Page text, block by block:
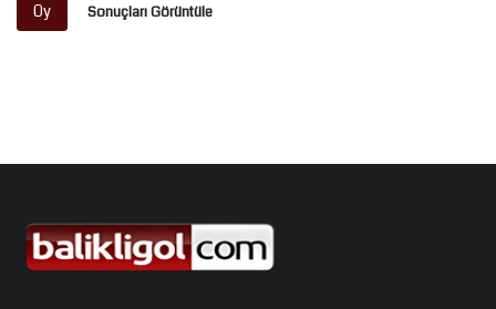
Oy Sonuçları Görüntüle